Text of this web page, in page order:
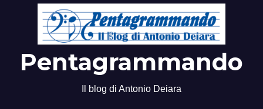
Pentagrammando
Il blog di Antonio Deiara